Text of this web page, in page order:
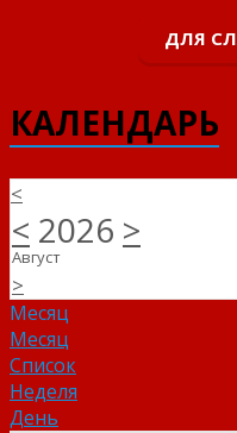
ДЛЯ
КАЛЕНДАРЬ
<
< 2026 >
Август
>
Месяц
Месяц
Список
Неделя
День